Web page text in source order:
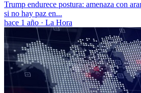
Trump endurece postura: amenaza con
si no hay paz en...
hace 1 año · La Hora